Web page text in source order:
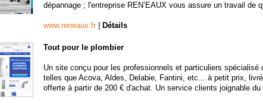
dépannage ; l'entreprise REN’EAUX vous assure un travail de
www.reneaux.fr Détails
Tout pour le plombier
Un site conçu pour les professionnels et particuliers spécialisé
telles que Acova, Aldes, Delabie, Fantini, etc... à petit prix,
offerte à partir de 200 € d'achat. Un service clients joignable du